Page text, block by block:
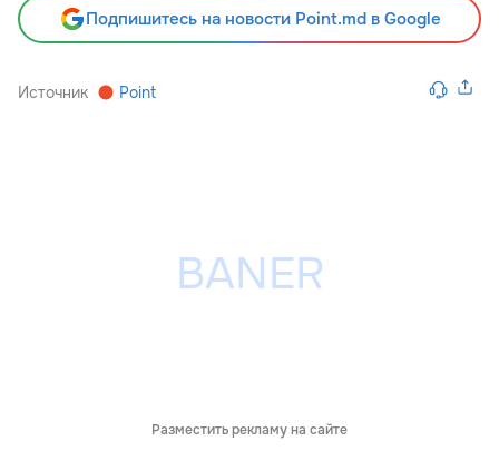
Подпишитесь на новости Point.md в Google
Источник Point
Разместить рекламу на сайте